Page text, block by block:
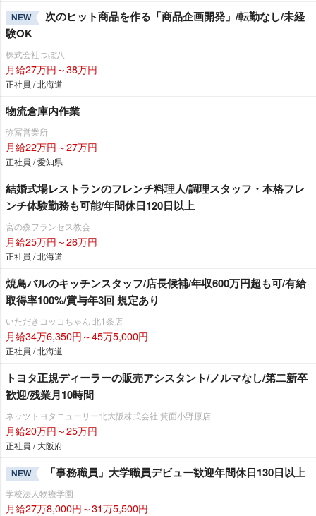
NEW
次のヒット商品を作る「商品企画開発」/転勤なし/未経
験OK
株式会社つぼ八
月給27万円～38万円
正社員 / 北海道
物流倉庫内作業
弥冨営業所
月給22万円～27万円
正社員 / 愛知県
結婚式場レストランのフレンチ料理人/調理スタッフ・本格フレ
ンチ体験勤務も可能/年間休日120日以上
宮の森フランセス教会
月給25万円～26万円
正社員 / 北海道
焼鳥バルのキッチンスタッフ/店長候補/年収600万円超も可/有給
取得率100%/賞与年3回 規定あり
いただきコッコちゃん 北1条店
月給34万6,350円～45万5,000円
正社員 / 北海道
トヨタ正規ディーラーの販売アシスタント/ノルマなし/第二新卒
歓迎/残業月10時間
ネッツトヨタニューリー北大阪株式会社 箕面小野原店
月給20万円～25万円
正社員 / 大阪府
NEW 「事務職員」大学職員デビュー歓迎年間休日130日以上
学校法人物療学園
月給27万8,000円～31万5,500円